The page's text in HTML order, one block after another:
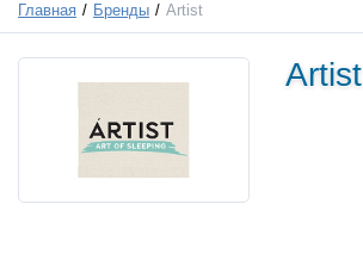
Главная Бренды Artist
Artist